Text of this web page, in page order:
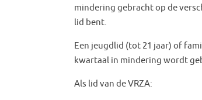
mindering gebracht op de
lid bent.
Een jeugdlid (tot 21 jaar) of
kwartaal in mindering wordt
Als lid van de VRZA: